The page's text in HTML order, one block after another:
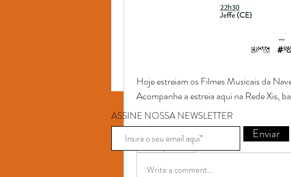
Hoje estreiam os Filmes Musicais da
Acompanhe a estreia aqui na Rede Xis,
Saiba mais
0
Write a comment...
ASSINE NOSSA NEWSLETTER
Enviar